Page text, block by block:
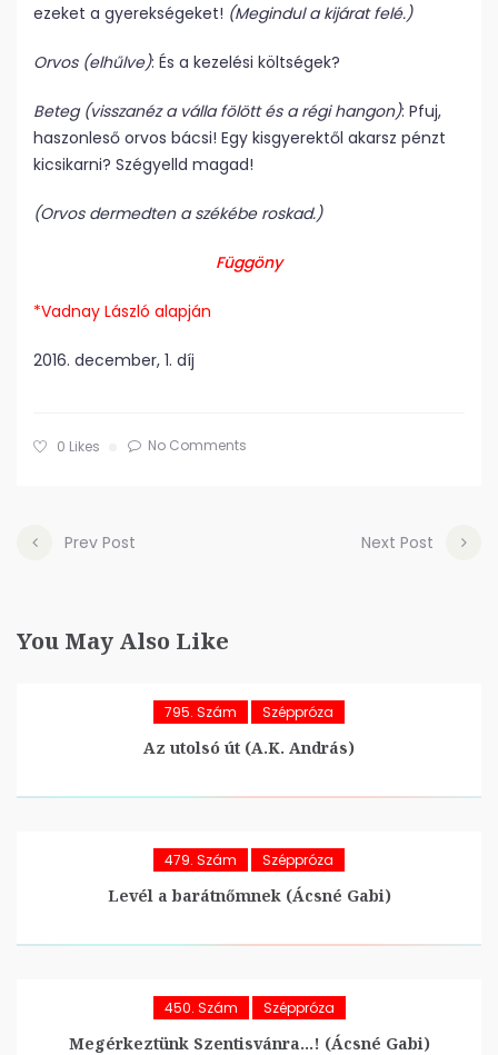
ezeket a gyerekségeket! (Megindul a kijárat felé.)
Orvos (elhűlve): És a kezelési költségek?
Beteg (visszanéz a válla fölött és a régi hangon): Pfuj,
haszonleső orvos bácsi! Egy kisgyerektől akarsz pénzt
kicsikarni? Szégyelld magad!
(Orvos dermedten a székébe roskad.)
Függöny
*Vadnay László alapján
2016. december, 1. díj
0 Likes No Comments
Prev Post Next Post
You May Also Like
795. Szám Széppróza
Az utolsó út (A.K. András)
479. Szám Széppróza
Levél a barátnőmnek (Ácsné Gabi)
450. Szám Széppróza
Megérkeztünk Szentisvánra…! (Ácsné Gabi)